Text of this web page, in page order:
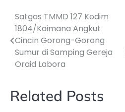
Navigasi
pos
Satgas TMMD 127 Kodim
1804/Kaimana Angkut
Cincin Gorong-Gorong
Sumur di Samping Gereja
Oraid Labora
Related Posts